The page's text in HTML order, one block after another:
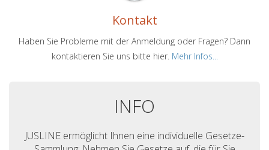
Kontakt
Haben Sie Probleme mit der Anmeldung oder Fragen? Dann
kontaktieren Sie uns bitte hier. Mehr Infos...
INFO
JUSLINE ermöglicht Ihnen eine individuelle Gesetze-